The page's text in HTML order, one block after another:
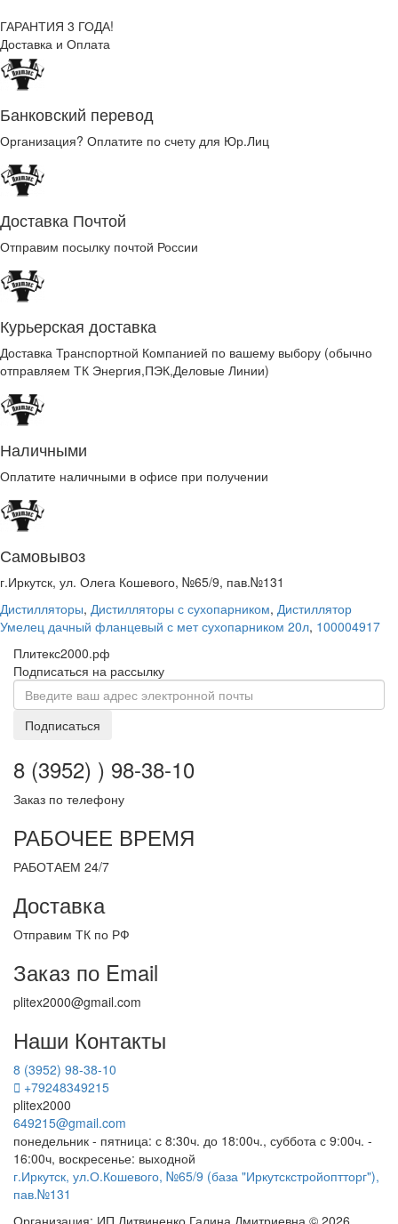
ГАРАНТИЯ 3 ГОДА!
Доставка и Оплата
Банковский перевод
Организация? Оплатите по счету для Юр.Лиц
Доставка Почтой
Отправим посылку почтой России
Курьерская доставка
Доставка Транспортной Компанией по вашему выбору (обычно
отправляем ТК Энергия,ПЭК,Деловые Линии)
Наличными
Оплатите наличными в офисе при получении
Самовывоз
г.Иркутск, ул. Олега Кошевого, №65/9, пав.№131
Дистилляторы, Дистилляторы с сухопарником, Дистиллятор
Умелец дачный фланцевый с мет сухопарником 20л, 100004917
Плитекс2000.рф
Подписаться на рассылку
Подписаться
8 (3952) ) 98-38-10
Заказ по телефону
РАБОЧЕЕ ВРЕМЯ
РАБОТАЕМ 24/7
Доставка
Отправим ТК по РФ
Заказ по Email
plitex2000@gmail.com
Наши Контакты
8 (3952) 98-38-10
+79248349215
plitex2000
649215@gmail.com
понедельник - пятница: с 8:30ч. до 18:00ч., суббота с 9:00ч. -
16:00ч, воскресенье: выходной
г.Иркутск, ул.О.Кошевого, №65/9 (база "Иркутскстройоптторг"),
пав.№131
Организация: ИП Литвиненко Галина Дмитриевна © 2026